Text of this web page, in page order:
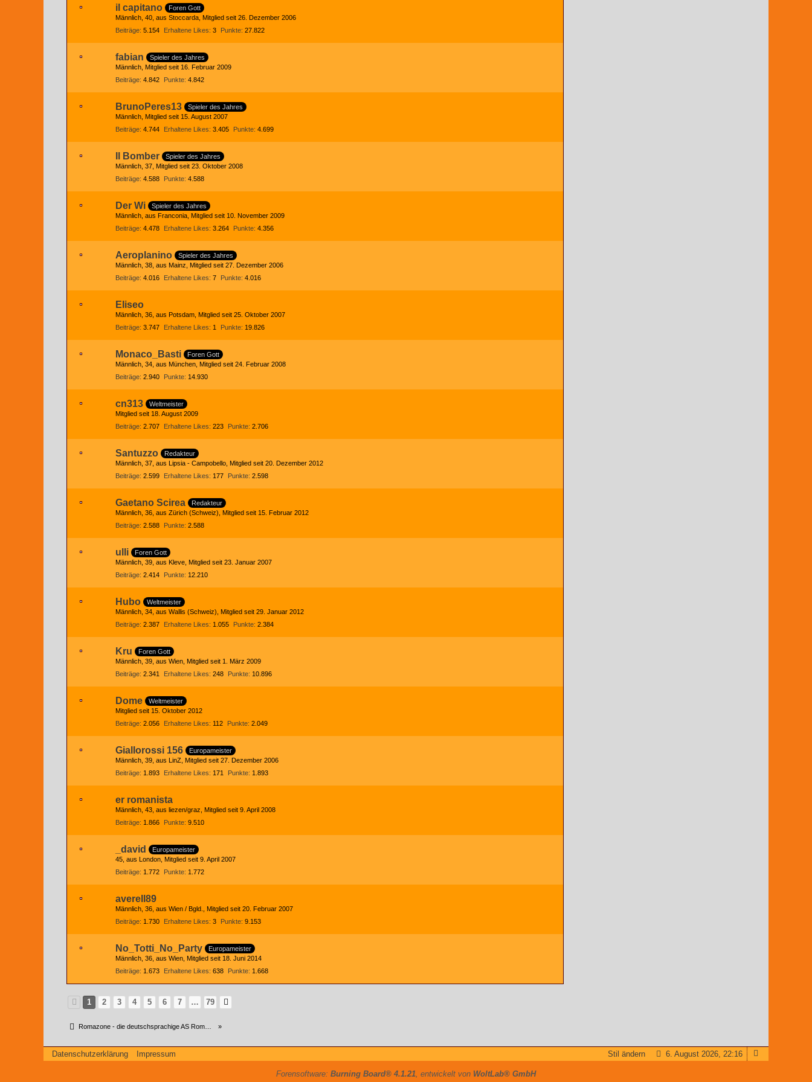
il capitano
Foren Gott
Männlich 40 aus Stoccarda Mitglied seit 26. Dezember 2006
Beiträge 5.154 Erhaltene Likes 3 Punkte 27.822
fabian
Spieler des Jahres
Männlich Mitglied seit 16. Februar 2009
Beiträge 4.842 Punkte 4.842
BrunoPeres13
Spieler des Jahres
Männlich Mitglied seit 15. August 2007
Beiträge 4.744 Erhaltene Likes 3.405 Punkte 4.699
Il Bomber
Spieler des Jahres
Männlich 37 Mitglied seit 23. Oktober 2008
Beiträge 4.588 Punkte 4.588
Der Wi
Spieler des Jahres
Männlich aus Franconia Mitglied seit 10. November 2009
Beiträge 4.478 Erhaltene Likes 3.264 Punkte 4.356
Aeroplanino
Spieler des Jahres
Männlich 38 aus Mainz Mitglied seit 27. Dezember 2006
Beiträge 4.016 Erhaltene Likes 7 Punkte 4.016
Eliseo
Männlich 36 aus Potsdam Mitglied seit 25. Oktober 2007
Beiträge 3.747 Erhaltene Likes 1 Punkte 19.826
Monaco_Basti
Foren Gott
Männlich 34 aus München Mitglied seit 24. Februar 2008
Beiträge 2.940 Punkte 14.930
cn313
Weltmeister
Mitglied seit 18. August 2009
Beiträge 2.707 Erhaltene Likes 223 Punkte 2.706
Santuzzo
Redakteur
Männlich 37 aus Lipsia - Campobello Mitglied seit 20. Dezember 2012
Beiträge 2.599 Erhaltene Likes 177 Punkte 2.598
Gaetano Scirea
Redakteur
Männlich 36 aus Zürich (Schweiz) Mitglied seit 15. Februar 2012
Beiträge 2.588 Punkte 2.588
ulli
Foren Gott
Männlich 39 aus Kleve Mitglied seit 23. Januar 2007
Beiträge 2.414 Punkte 12.210
Hubo
Weltmeister
Männlich 34 aus Wallis (Schweiz) Mitglied seit 29. Januar 2012
Beiträge 2.387 Erhaltene Likes 1.055 Punkte 2.384
Kru
Foren Gott
Männlich 39 aus Wien Mitglied seit 1. März 2009
Beiträge 2.341 Erhaltene Likes 248 Punkte 10.896
Dome
Weltmeister
Mitglied seit 15. Oktober 2012
Beiträge 2.056 Erhaltene Likes 112 Punkte 2.049
Giallorossi 156
Europameister
Männlich 39 aus LinZ Mitglied seit 27. Dezember 2006
Beiträge 1.893 Erhaltene Likes 171 Punkte 1.893
er romanista
Männlich 43 aus liezen/graz Mitglied seit 9. April 2008
Beiträge 1.866 Punkte 9.510
_david
Europameister
45 aus London Mitglied seit 9. April 2007
Beiträge 1.772 Punkte 1.772
averell89
Männlich 36 aus Wien / Bgld.
Mitglied seit 20. Februar 2007
Beiträge 1.730 Erhaltene Likes 3 Punkte 9.153
No_Totti_No_Party
Europameister
Männlich 36 aus Wien Mitglied seit 18. Juni 2014
Beiträge 1.673 Erhaltene Likes 638 Punkte 1.668
1 2 3 4 5 6 7 … 79
Romazone - die deutschsprachige AS Roma Community »
Datenschutzerklärung Impressum 6. August 2026, 22:16
Stil ändern
Forensoftware: Burning Board® 4.1.21, entwickelt von WoltLab® GmbH